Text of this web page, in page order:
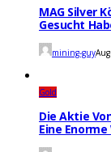
MAG Silver
Gesucht
mining-guy
Gold
Die Aktie
Eine